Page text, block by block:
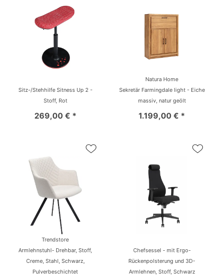
Sitz-/Stehhilfe Sitness Up 2 -
Stoff, Rot
269,00 € *
Natura Home
Sekretär Farmingdale light - Eiche
massiv, natur geölt
1.199,00 € *
Trendstore
Armlehnstuhl- Drehbar, Stoff,
Creme, Stahl, Schwarz,
Pulverbeschichtet
Chefsessel - mit Ergo-
Rückenpolsterung und 3D-
Armlehnen, Stoff, Schwarz